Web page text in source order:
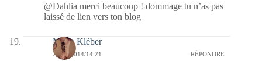
@Dahlia merci beaucoup ! dommage tu n’as pas
laissé de lien vers ton blog
Marie Kléber
26/11/2014/14:21 RÉPONDRE